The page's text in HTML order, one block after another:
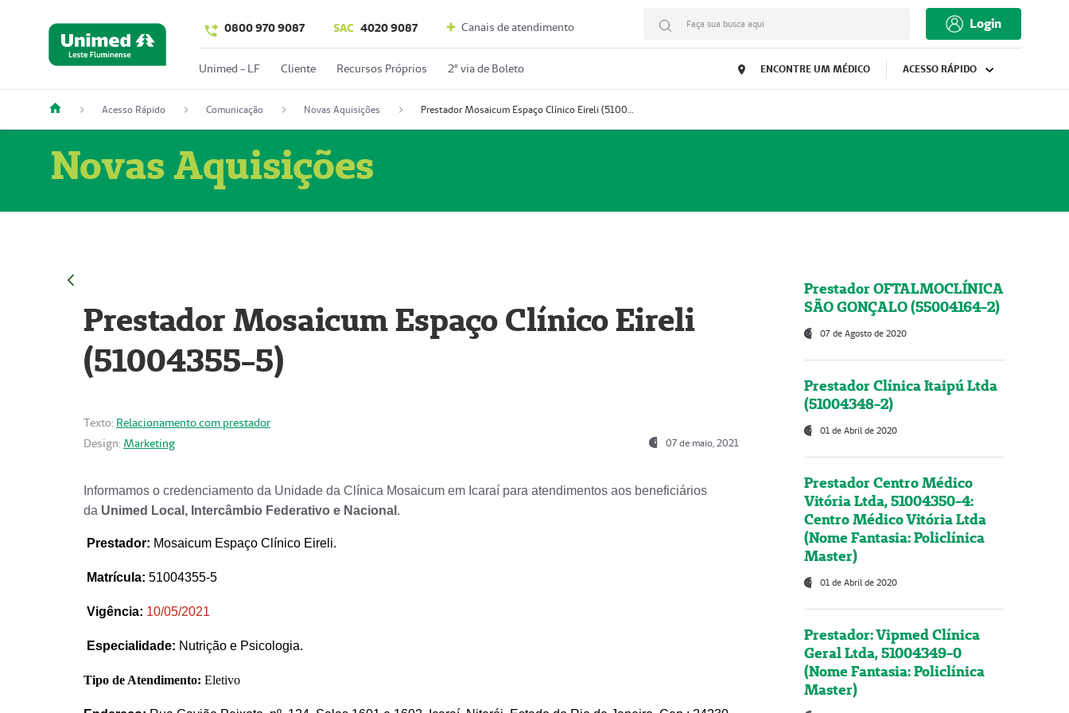
0800 970 9087 SAC 4020 9087 Canais de atendimento Faça sua busca aqui Login
Unimed - LF Cliente Recursos Próprios 2º via de Boleto ENCONTRE UM MÉDICO ACESSO RÁPIDO
Acesso Rápido Comunicação Novas Aquisições Prestador Mosaicum Espaço Clínico Eireli (51004355-5)
Novas Aquisições
Prestador Mosaicum Espaço Clínico Eireli
(51004355-5)
Texto: Relacionamento com prestador
Design: Marketing 07 de maio, 2021
Informamos o credenciamento da Unidade da Clínica Mosaicum em Icaraí para atendimentos aos beneficiários
da Unimed Local, Intercâmbio Federativo e Nacional .
Prestador: Mosaicum Espaço Clínico Eireli.
Matrícula: 51004355-5
Vigência: 10/05/2021
Especialidade: Nutrição e Psicologia.
Tipo de Atendimento: Eletivo
Prestador OFTALMOCLÍNICA
SÃO GONÇALO (55004164-2)
07 de Agosto de 2020
Prestador Clínica Itaipú Ltda
(51004348-2)
01 de Abril de 2020
Prestador Centro Médico
Vitória Ltda, 51004350-4:
Centro Médico Vitória Ltda
(Nome Fantasia: Policlínica
Master)
01 de Abril de 2020
Prestador: Vipmed Clínica
Geral Ltda, 51004349-0
(Nome Fantasia: Policlínica
Master)